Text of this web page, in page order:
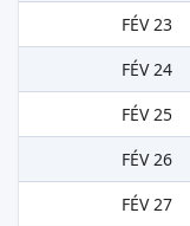
FÉV 23
FÉV 24
FÉV 25
FÉV 26
FÉV 27